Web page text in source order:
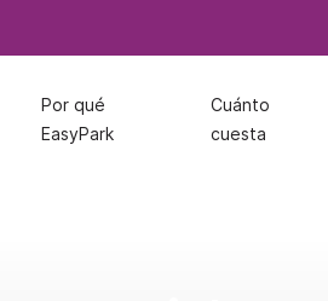
Por qué
EasyPark
Cuánto
cuesta
Por qué
EasyPark
Cuánto
cuesta